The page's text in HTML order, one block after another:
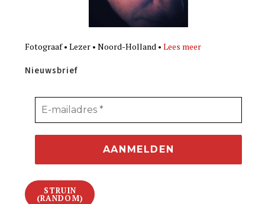
Fotograaf • Lezer • Noord-Holland •Lees meer
Nieuwsbrief
STRUIN
(RANDOM)